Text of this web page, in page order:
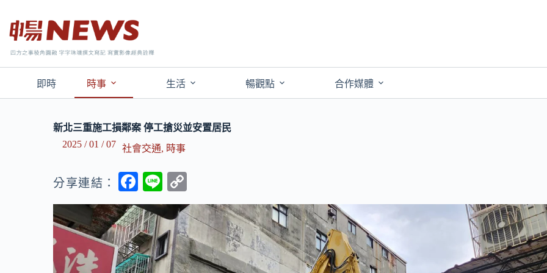
即時 時事 生活 暢觀點 合作媒體
新北三重施工損鄰案 停工搶災並安置居民
2025 / 01 / 07
社會交通, 時事
分享連結：
F
ac
e
b
o
Li
n
e
o
p
y
Li